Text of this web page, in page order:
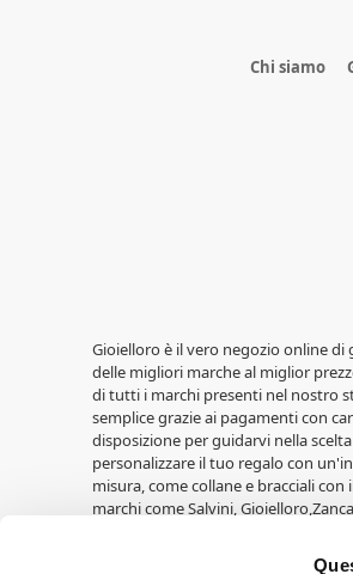
Chi siamo
Gioielloro è il vero negozio online di
delle migliori marche al miglior
di tutti i marchi presenti nel nostro
semplice grazie ai pagamenti con
disposizione per guidarvi nella
personalizzare il tuo regalo con
misura, come collane e bracciali
marchi come Salvini,
Cuori Milano. Idee regalo per le